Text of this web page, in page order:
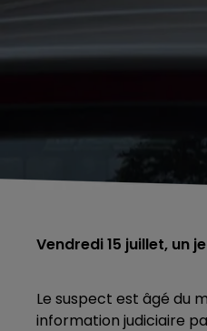
Vendredi 15 juillet, un
Le suspect est âgé du
information judiciaire